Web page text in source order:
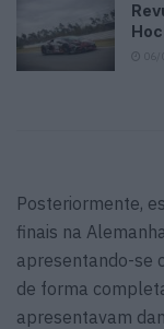
Posteriormente,
finais na
apresentando-se
de forma
apresentavam